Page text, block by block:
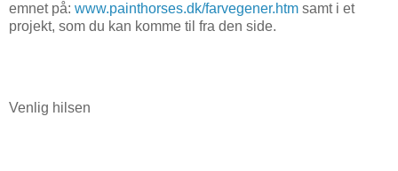
emnet på: www.painthorses.dk/farvegener.htm samt i et
projekt, som du kan komme til fra den side.
Venlig hilsen